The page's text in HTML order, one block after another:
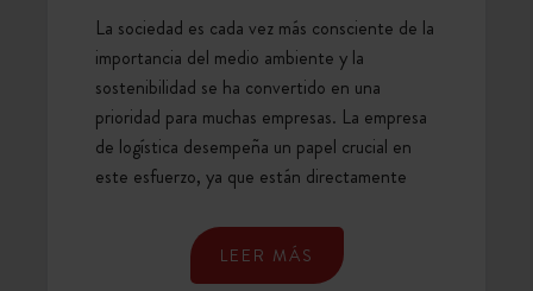
La sociedad es cada vez más consciente de la
importancia del medio ambiente y la
sostenibilidad se ha convertido en una
prioridad para muchas empresas. La empresa
de logística desempeña un papel crucial en
este esfuerzo, ya que están directamente
LEER MÁS